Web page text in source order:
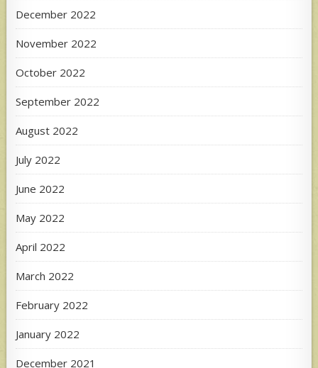
December 2022
November 2022
October 2022
September 2022
August 2022
July 2022
June 2022
May 2022
April 2022
March 2022
February 2022
January 2022
December 2021